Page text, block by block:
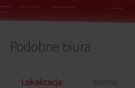
Podobne biura
Lokalizacja Metraż